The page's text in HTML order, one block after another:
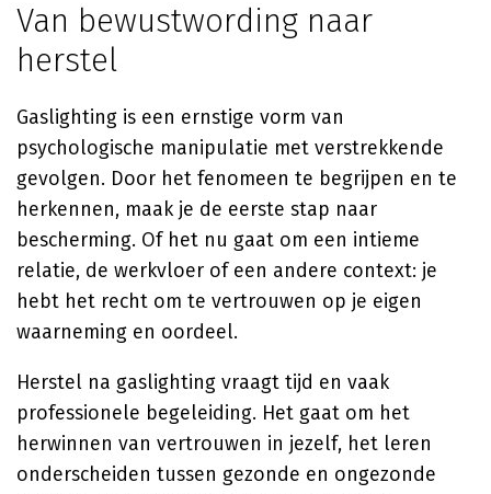
Van bewustwording naar
herstel
Gaslighting is een ernstige vorm van
psychologische manipulatie met verstrekkende
gevolgen. Door het fenomeen te begrijpen en te
herkennen, maak je de eerste stap naar
bescherming. Of het nu gaat om een intieme
relatie, de werkvloer of een andere context: je
hebt het recht om te vertrouwen op je eigen
waarneming en oordeel.
Herstel na gaslighting vraagt tijd en vaak
professionele begeleiding. Het gaat om het
herwinnen van vertrouwen in jezelf, het leren
onderscheiden tussen gezonde en ongezonde